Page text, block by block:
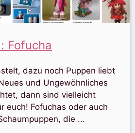
Fofucha
dazu noch Puppen liebt
und Ungewöhnliches
dann sind vielleicht
euch! Fofuchas oder auch
die ...